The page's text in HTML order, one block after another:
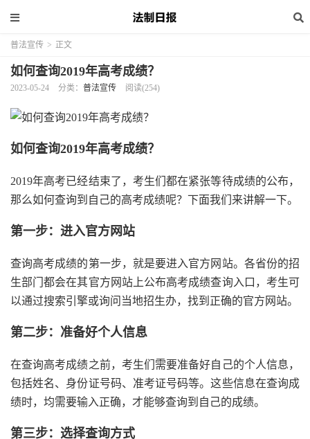
普法宣传 > 正文
如何查询2019年高考成绩？
2023-05-24 分类： 普法宣传 阅读(254)
如何查询2019年高考成绩？
2019年高考已经结束了，考生们都在紧张等待成绩的公布，
那么如何查询到自己的高考成绩呢？下面我们来讲解一下。
第一步：进入官方网站
查询高考成绩的第一步，就是要进入官方网站。各省份的招
生部门都会在其官方网站上公布高考成绩查询入口，考生可
以通过搜索引擎或询问当地招生办，找到正确的官方网站。
第二步：准备好个人信息
在查询高考成绩之前，考生们需要准备好自己的个人信息，
包括姓名、身份证号码、准考证号码等。这些信息在查询成
绩时，均需要输入正确，才能够查询到自己的成绩。
第三步：选择查询方式